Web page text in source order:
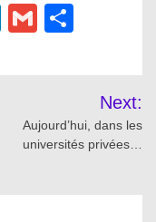
LinkedIn
Gmail
Next:
Aujourd’hui, dans les
universités privées…